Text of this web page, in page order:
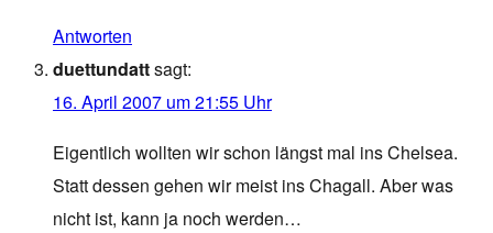
Antworten
duettundattsagt:
16. April 2007 um 21:55 Uhr
Eigentlich wollten wir schon längst mal ins Chelsea.
Statt dessen gehen wir meist ins Chagall. Aber was
nicht ist, kann ja noch werden…